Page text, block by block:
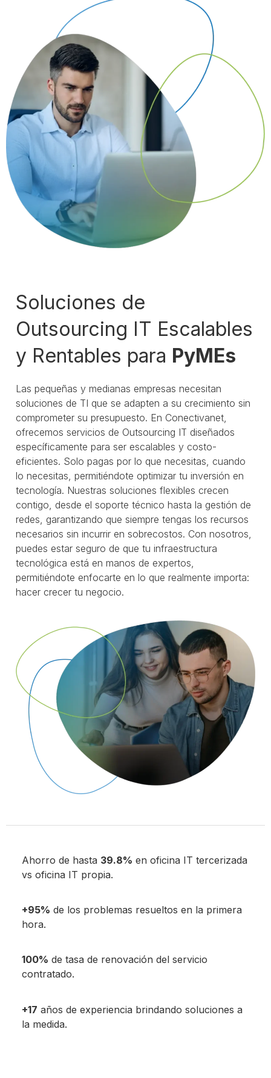
Soluciones de
Outsourcing IT Escalables
y Rentables para PyMEs
Las pequeñas y medianas empresas necesitan
soluciones de TI que se adapten a su crecimiento sin
comprometer su presupuesto. En Conectivanet,
ofrecemos servicios de Outsourcing IT diseñados
específicamente para ser escalables y costo-
eficientes. Solo pagas por lo que necesitas, cuando
lo necesitas, permitiéndote optimizar tu inversión en
tecnología. Nuestras soluciones flexibles crecen
contigo, desde el soporte técnico hasta la gestión de
redes, garantizando que siempre tengas los recursos
necesarios sin incurrir en sobrecostos. Con nosotros,
puedes estar seguro de que tu infraestructura
tecnológica está en manos de expertos,
permitiéndote enfocarte en lo que realmente importa:
hacer crecer tu negocio.
Ahorro de hasta 39.8% en oficina IT tercerizada
vs oficina IT propia.
+95% de los problemas resueltos en la primera
hora.
100% de tasa de renovación del servicio
contratado.
+17 años de experiencia brindando soluciones a
la medida.